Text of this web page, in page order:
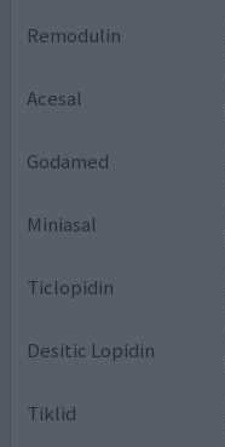
Remodulin
Acesal
Godamed
Miniasal
Ticlopidin
Desitic Lopidin
Tiklid